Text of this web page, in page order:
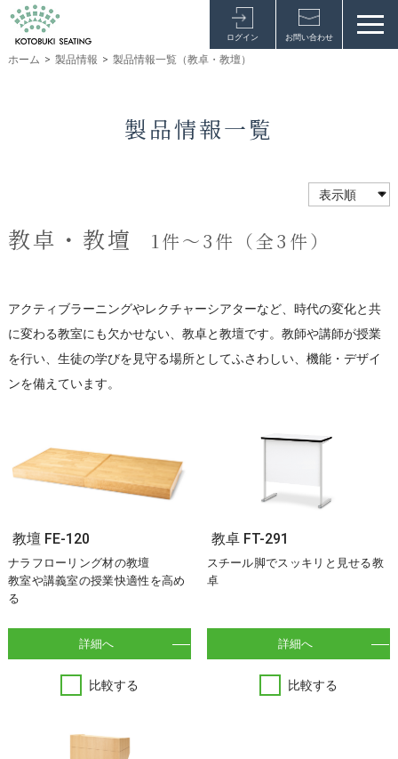
ログイン お問い合わせ
ホーム > 製品情報 > 製品情報一覧（教卓・教壇）
製品情報一覧
教卓・教壇 1件～3件（全3件）
アクティブラーニングやレクチャーシアターなど、時代の変化と共
に変わる教室にも欠かせない、教卓と教壇です。教師や講師が授業
を行い、生徒の学びを見守る場所としてふさわしい、機能・デザイ
ンを備えています。
教壇 FE-120
ナラフローリング材の教壇
教室や講義室の授業快適性を高め
る
詳細へ
比較する
教卓 FT-291
スチール脚でスッキリと見せる教
卓
詳細へ
比較する